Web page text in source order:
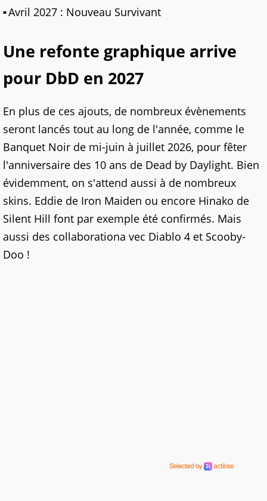
Avril 2027 : Nouveau Survivant
Une refonte graphique arrive
pour DbD en 2027
En plus de ces ajouts, de nombreux évènements
seront lancés tout au long de l'année, comme le
Banquet Noir de mi-juin à juillet 2026, pour fêter
l'anniversaire des 10 ans de Dead by Daylight. Bien
évidemment, on s'attend aussi à de nombreux
skins. Eddie de Iron Maiden ou encore Hinako de
Silent Hill font par exemple été confirmés. Mais
aussi des collaborationa vec Diablo 4 et Scooby-
Doo !